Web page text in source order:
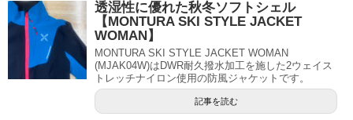
透湿性に優れた秋冬ソフトシェル
【MONTURA SKI STYLE JACKET
WOMAN】
MONTURA SKI STYLE JACKET WOMAN
(MJAK04W)はDWR耐久撥水加工を施した2ウェイス
トレッチナイロン使用の防風ジャケットです。
記事を読む